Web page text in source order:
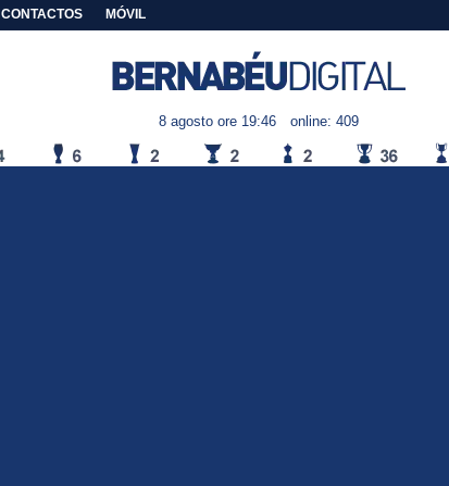
CONTACTOS MÓVIL
8 agosto ore 19:46 online: 409